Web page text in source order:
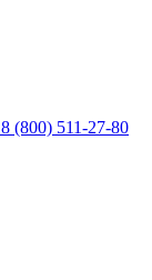
8 (800) 511-27-80